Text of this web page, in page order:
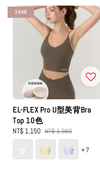
24HR
EL-FLEX Pro U型美背Bra
Top 10色
Sale
price
NT$ 1,150 Regular
price
NT$ 1,980
+7